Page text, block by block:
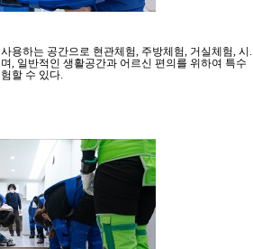
용하는 공간으로 현관체험, 주방체험, 거실체험, 시.
, 일반적인 생활공간과 어르신 편의를 위하여 특수
할 수 있다.